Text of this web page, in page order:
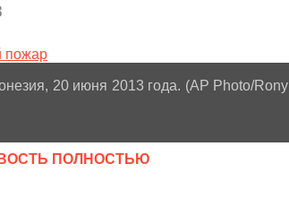
20 июня 2013 года. (AP Photo/Rony
ПОЛНОСТЬЮ